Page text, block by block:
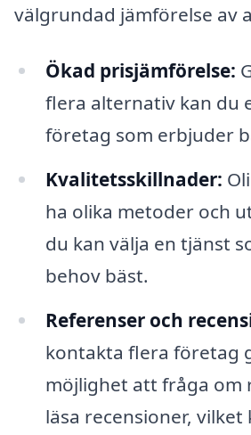
välgrundad jämförelse av
Ökad prisjämförelse:
flera alternativ kan du
företag som erbjuder
Kvalitetsskillnader:
ha olika metoder och
du kan välja en tjänst
behov bäst.
Referenser och
kontakta flera företag
möjlighet att fråga om
läsa recensioner, vilket